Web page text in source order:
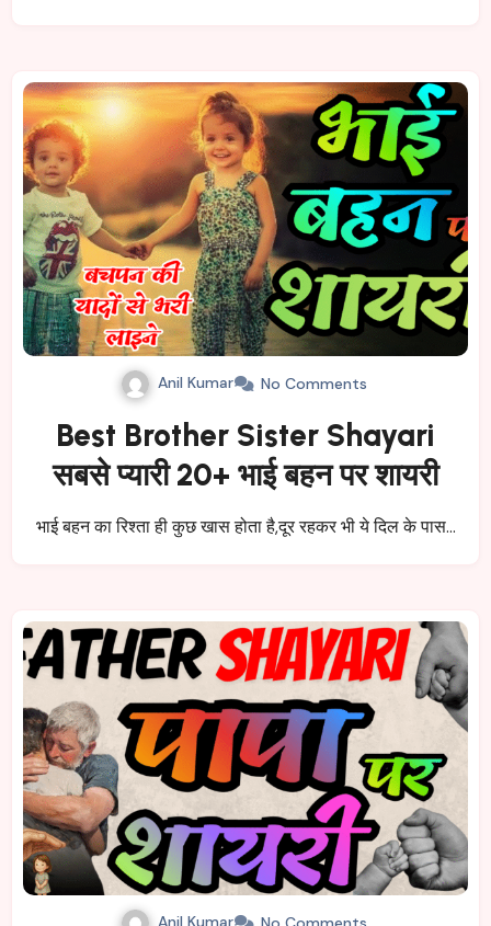
Anil Kumar No Comments
Best Brother Sister Shayari
सबसे प्यारी 20+ भाई बहन पर शायरी
भाई बहन का रिश्ता ही कुछ खास होता है,दूर रहकर भी ये दिल के पास…
Anil Kumar